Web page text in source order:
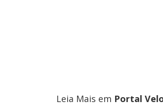
Leia Mais em Portal